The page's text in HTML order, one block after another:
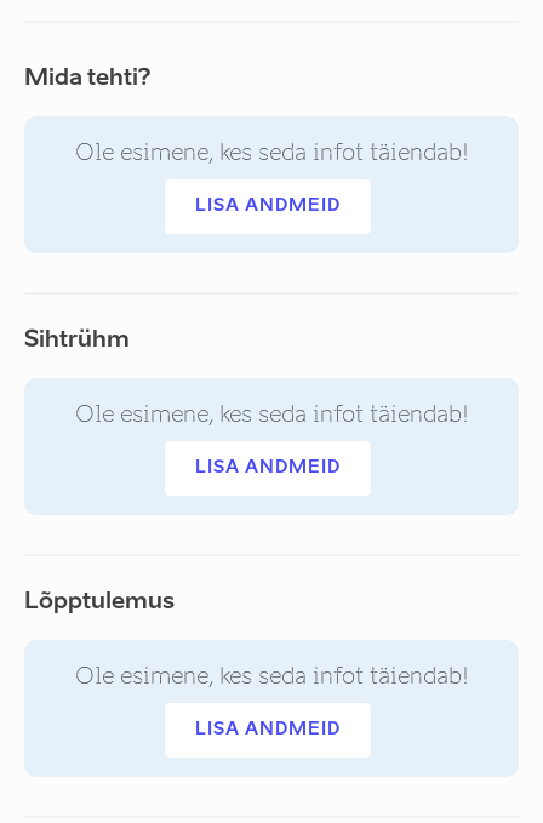
Mida tehti?
Ole esimene, kes seda infot täiendab!
LISA ANDMEID
Sihtrühm
Ole esimene, kes seda infot täiendab!
LISA ANDMEID
Lõpptulemus
Ole esimene, kes seda infot täiendab!
LISA ANDMEID